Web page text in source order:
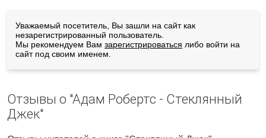
Уважаемый посетитель, Вы зашли на сайт как
незарегистрированный пользователь.
Мы рекомендуем Вам зарегистрироваться либо войти на
сайт под своим именем.
Отзывы о "Адам Робертс - Стеклянный
Джек"